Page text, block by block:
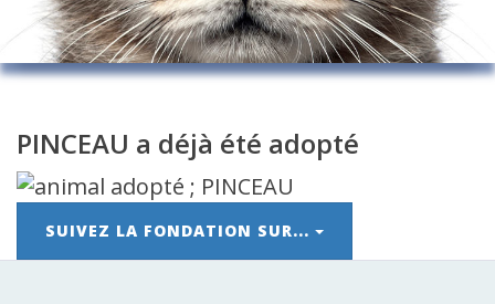
PINCEAU a déjà été adopté
SUIVEZ LA FONDATION SUR...